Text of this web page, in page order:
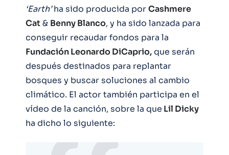
‘Earth’ha sido producida porCashmere
Cat& Benny Blanco, y ha sido lanzada para
conseguir recaudar fondos para la
Fundación Leonardo DiCaprio,que serán
después destinados para replantar
bosques y buscar soluciones al cambio
climático. El actor también participa en el
vídeo de la canción, sobre la que Lil Dicky
ha dicho lo siguiente: